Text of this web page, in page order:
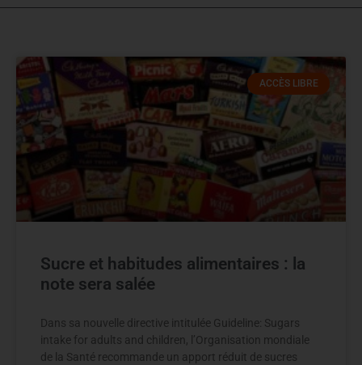
ACCÈS LIBRE
Sucre et habitudes alimentaires : la
note sera salée
Dans sa nouvelle directive intitulée Guideline: Sugars
intake for adults and children, l’Organisation mondiale
de la Santé recommande un apport réduit de sucres